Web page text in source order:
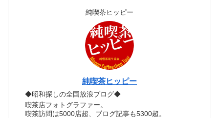
純喫茶ヒッピー
純喫茶ヒッピー
◆昭和探しの全国放浪ブログ◆
喫茶店フォトグラファー。
喫茶訪問は5000店超、ブログ記事も5300超。